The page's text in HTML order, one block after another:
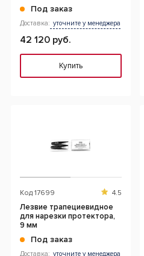
Под заказ
Доставка: уточните у менеджера
42 120 руб.
Купить
Код 17699 4.5
Лезвие трапециевидное
для нарезки протектора,
9 мм
Под заказ
Доставка: уточните у менеджера